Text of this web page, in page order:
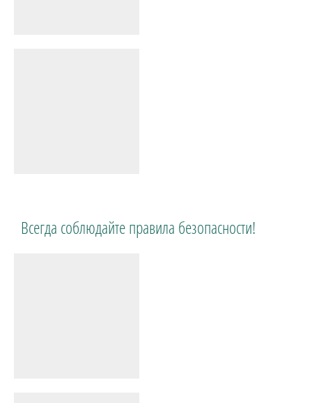
Всегда соблюдайте правила безопасности!